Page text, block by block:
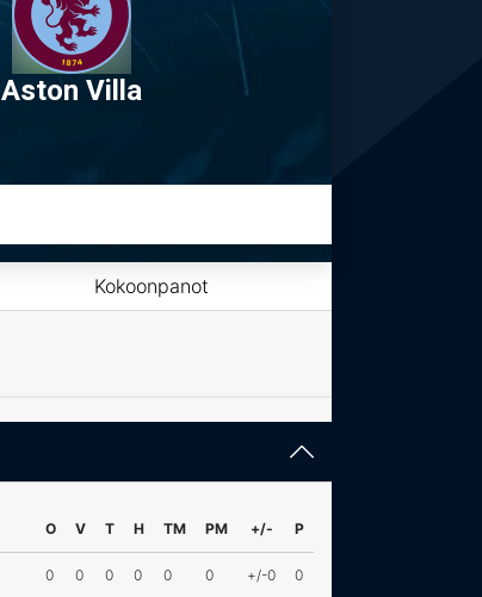
Aston Villa
Kokoonpanot
O V T H TM PM +/- P
0 0 0 0 0 0 +/-0 0